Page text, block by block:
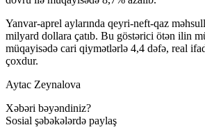
Yanvar-aprel aylarında qeyri-neft-qaz
milyard dollara çatıb. Bu göstərici ötən ilin
müqayisədə cari qiymətlərlə 4,4 dəfə, real
çoxdur.
Aytac Zeynalova
Xəbəri bəyəndiniz?
Sosial şəbəkələrdə paylaş